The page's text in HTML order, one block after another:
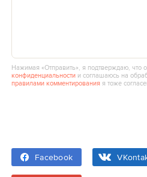
Нажимая «Отправить», я подтверждаю, что
конфиденциальности и соглашаюсь на
правилами комментирования я тоже
Facebook